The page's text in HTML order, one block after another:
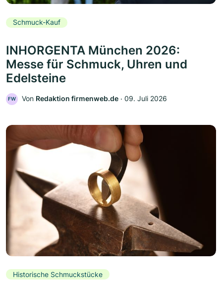
Schmuck-Kauf
INHORGENTA München 2026:
Messe für Schmuck, Uhren und
Edelsteine
FW Von Redaktion firmenweb.de ‧ 09. Juli 2026
Historische Schmuckstücke